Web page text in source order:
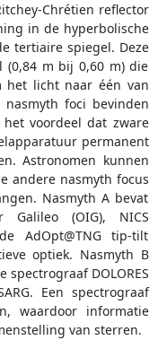
Chrétien reflector
in de hyperbolische
tertiaire spiegel. Deze
(0,84 m bij 0,60 m) die
het licht naar één van
foci bevinden
voordeel dat zware
permanent
Astronomen kunnen
andere nasmyth focus
Nasmyth A bevat
Galileo (OIG), NICS
AdOpt@TNG tip-tilt
optiek. Nasmyth B
DOLORES
Een spectrograaf
waardoor informatie
van sterren.